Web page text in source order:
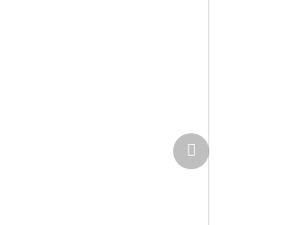
Další
produkt